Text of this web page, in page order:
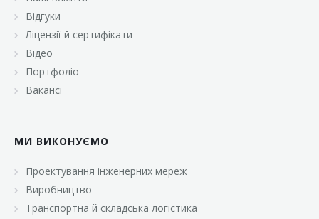
Відгуки
Ліцензії й сертифікати
Відео
Портфоліо
Вакансії
МИ ВИКОНУЄМО
Проектування інженерних мереж
Виробництво
Транспортна й складська логістика